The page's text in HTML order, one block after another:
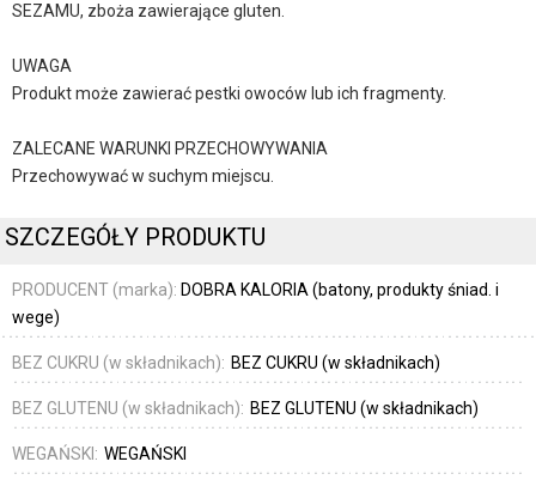
SEZAMU, zboża zawierające gluten.
UWAGA
Produkt może zawierać pestki owoców lub ich fragmenty.
ZALECANE WARUNKI PRZECHOWYWANIA
Przechowywać w suchym miejscu.
SZCZEGÓŁY PRODUKTU
PRODUCENT (marka): DOBRA KALORIA (batony, produkty śniad. i
wege)
BEZ CUKRU (w składnikach): BEZ CUKRU (w składnikach)
BEZ GLUTENU (w składnikach): BEZ GLUTENU (w składnikach)
WEGAŃSKI: WEGAŃSKI